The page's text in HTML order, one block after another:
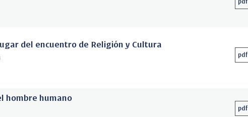
pdf
del encuentro de Religión y Cultura
pdf
hombre humano
pdf